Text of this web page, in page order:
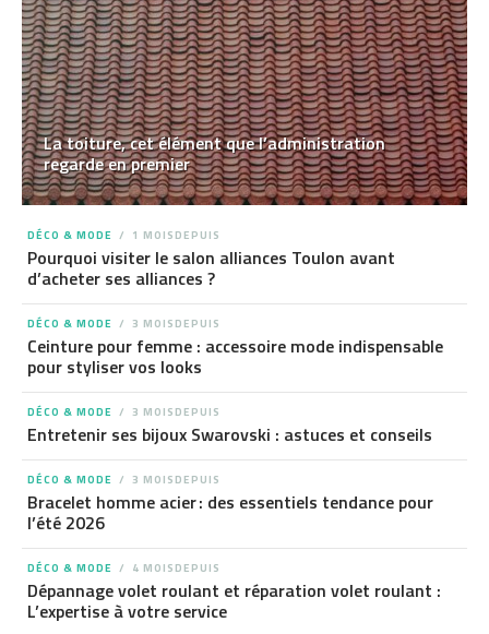
La toiture, cet élément que l’administration
regarde en premier
DÉCO & MODE 1 MOISDEPUIS
Pourquoi visiter le salon alliances Toulon avant
d’acheter ses alliances ?
DÉCO & MODE 3 MOISDEPUIS
Ceinture pour femme : accessoire mode indispensable
pour styliser vos looks
DÉCO & MODE 3 MOISDEPUIS
Entretenir ses bijoux Swarovski : astuces et conseils
DÉCO & MODE 3 MOISDEPUIS
Bracelet homme acier : des essentiels tendance pour
l’été 2026
DÉCO & MODE 4 MOISDEPUIS
Dépannage volet roulant et réparation volet roulant :
L’expertise à votre service